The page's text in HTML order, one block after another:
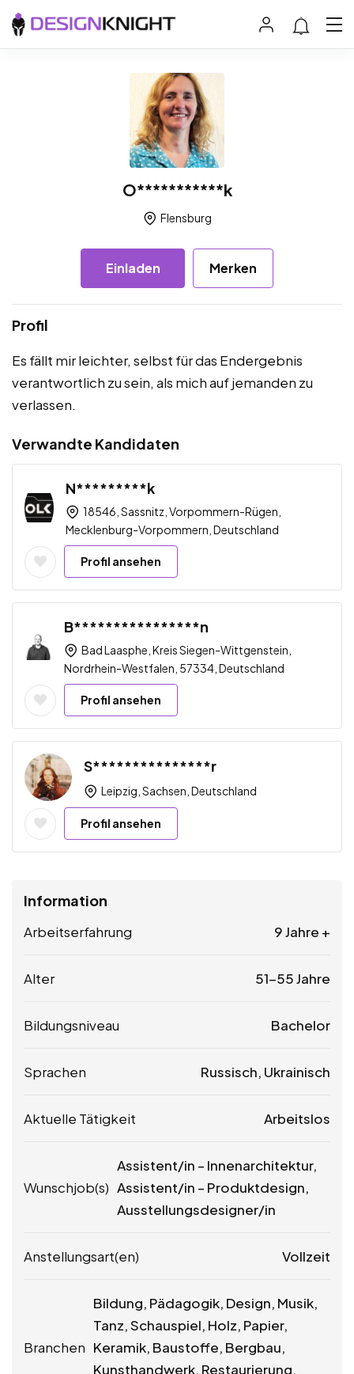
O***********k
Flensburg
Einladen Merken
Profil
Es fällt mir leichter, selbst für das Endergebnis
verantwortlich zu sein, als mich auf jemanden zu
verlassen.
Verwandte Kandidaten
N*********k
18546, Sassnitz, Vorpommern-Rügen,
Mecklenburg-Vorpommern, Deutschland
Profil ansehen
B****************n
Bad Laasphe, Kreis Siegen-Wittgenstein,
Nordrhein-Westfalen, 57334, Deutschland
Profil ansehen
S***************r
Leipzig, Sachsen, Deutschland
Profil ansehen
Information
Arbeitserfahrung 9 Jahre +
Alter 51-55 Jahre
Bildungsniveau Bachelor
Sprachen Russisch, Ukrainisch
Aktuelle Tätigkeit Arbeitslos
Wunschjob(s)
Assistent/in – Innenarchitektur,
Assistent/in – Produktdesign,
Ausstellungsdesigner/in
Anstellungsart(en) Vollzeit
Branchen
Bildung, Pädagogik, Design, Musik,
Tanz, Schauspiel, Holz, Papier,
Keramik, Baustoffe, Bergbau,
Kunsthandwerk, Restaurierung,